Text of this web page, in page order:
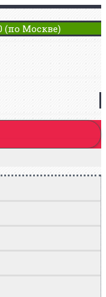
(по Москве)